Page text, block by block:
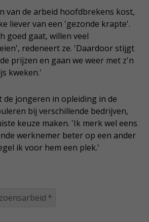
van de arbeid hoofdbrekens kost,
liever van een 'gezonde krapte'.
goed gaat, willen veel
redeneert ze. 'Daardoor stijgt
prijzen en gaan we weer met z'n
kweken.'
de jongeren in opleiding in de
bij verschillende bedrijven,
keuze maken. 'Ik merk wel eens
werknemer beter op een ander
ik voor hem een plek.'